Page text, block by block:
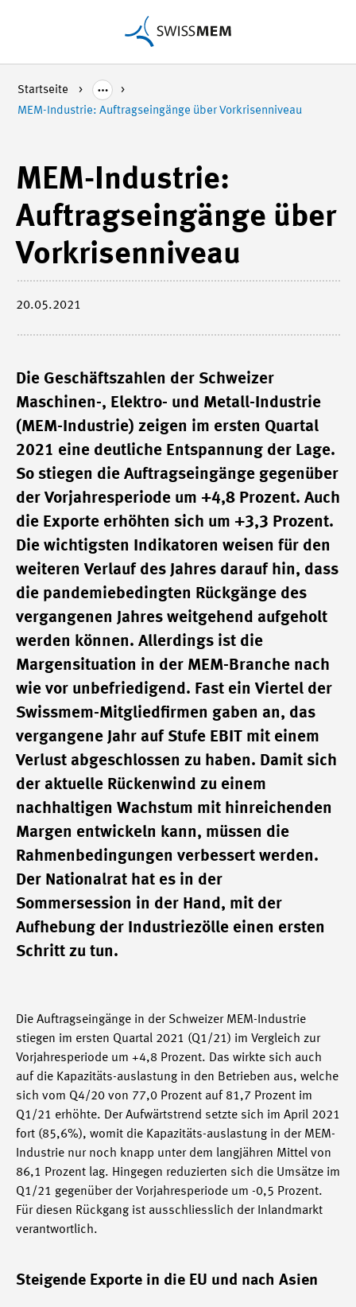
Startseite
MEM-Industrie: Auftragseingänge über Vorkrisenniveau
MEM-Industrie:
Auftragseingänge über
Vorkrisenniveau
20.05.2021
Die Geschäftszahlen der Schweizer
Maschinen-, Elektro- und Metall-Industrie
(MEM-Industrie) zeigen im ersten Quartal
2021 eine deutliche Entspannung der Lage.
So stiegen die Auftragseingänge gegenüber
der Vorjahresperiode um +4,8 Prozent. Auch
die Exporte erhöhten sich um +3,3 Prozent.
Die wichtigsten Indikatoren weisen für den
weiteren Verlauf des Jahres darauf hin, dass
die pandemiebedingten Rückgänge des
vergangenen Jahres weitgehend aufgeholt
werden können. Allerdings ist die
Margensituation in der MEM-Branche nach
wie vor unbefriedigend. Fast ein Viertel der
Swissmem-Mitgliedfirmen gaben an, das
vergangene Jahr auf Stufe EBIT mit einem
Verlust abgeschlossen zu haben. Damit sich
der aktuelle Rückenwind zu einem
nachhaltigen Wachstum mit hinreichenden
Margen entwickeln kann, müssen die
Rahmenbedingungen verbessert werden.
Der Nationalrat hat es in der
Sommersession in der Hand, mit der
Aufhebung der Industriezölle einen ersten
Schritt zu tun.
Die Auftragseingänge in der Schweizer MEM-Industrie
stiegen im ersten Quartal 2021 (Q1/21) im Vergleich zur
Vorjahresperiode um +4,8 Prozent. Das wirkte sich auch
auf die Kapazitäts-auslastung in den Betrieben aus, welche
sich vom Q4/20 von 77,0 Prozent auf 81,7 Prozent im
Q1/21 erhöhte. Der Aufwärtstrend setzte sich im April 2021
fort (85,6%), womit die Kapazitäts-auslastung in der MEM-
Industrie nur noch knapp unter dem langjähren Mittel von
86,1 Prozent lag. Hingegen reduzierten sich die Umsätze im
Q1/21 gegenüber der Vorjahresperiode um -0,5 Prozent.
Für diesen Rückgang ist ausschliesslich der Inlandmarkt
verantwortlich.
Steigende Exporte in die EU und nach Asien